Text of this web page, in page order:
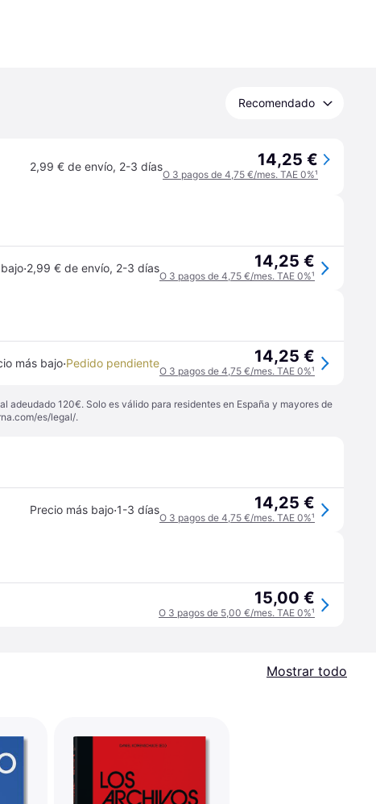
Recomendado
2,99 € de envío, 2-3 días 14,25 €
O 3 pagos de 4,75 €/mes. TAE 0%¹
·2,99 € de envío, 2-3 días 14,25 €
O 3 pagos de 4,75 €/mes. TAE 0%¹
más bajo·Pedido pendiente 14,25 €
O 3 pagos de 4,75 €/mes. TAE 0%¹
adeudado 120€. Solo es válido para residentes en España y mayores de
es/legal/.
Precio más bajo·1-3 días 14,25 €
O 3 pagos de 4,75 €/mes. TAE 0%¹
15,00 €
O 3 pagos de 5,00 €/mes. TAE 0%¹
Mostrar todo